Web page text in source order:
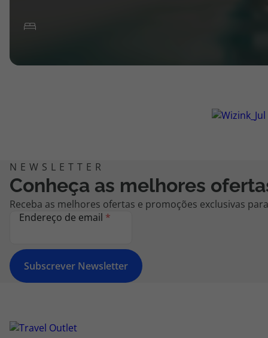
Conheça as melhores
Receba as melhores ofertas e promoções exclusivas
Endereço de email *
Subscrever Newsletter